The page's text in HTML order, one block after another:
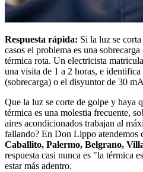
Respuesta rápida: Si la luz se
casos el problema es una
térmica rota. Un electricista
una visita de 1 a 2 horas, e
(sobrecarga) o el disyuntor de 30
Que la luz se corte de golpe y haya
térmica es una molestia frecuente,
aires acondicionados trabajan al
fallando? En Don Lippo atendemos
Caballito, Palermo, Belgrano,
respuesta casi nunca es "la térmica
estar más adentro.